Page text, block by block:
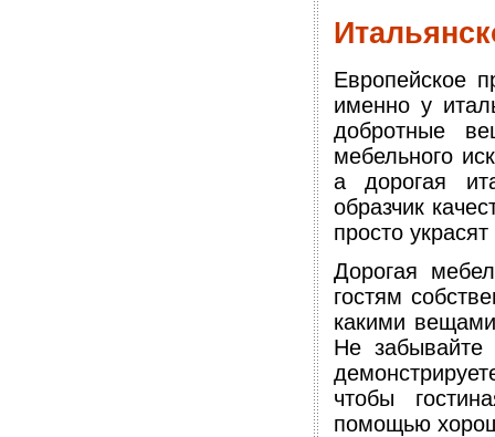
Европейское
именно у
добротные
мебельного
а дорогая
образчик
просто
Дорогая
гостям
какими
Не
чтобы
помощью